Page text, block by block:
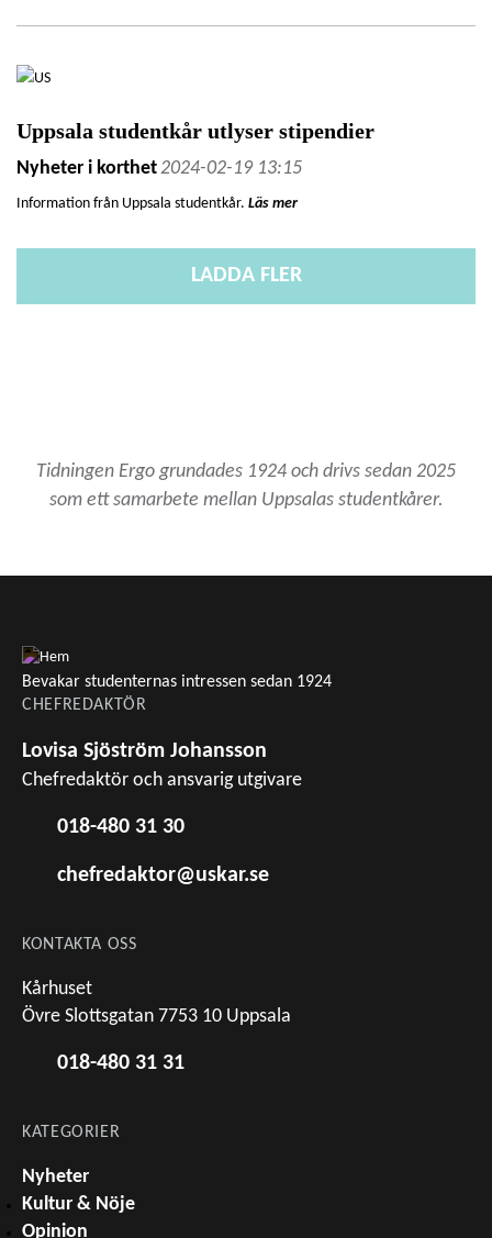
Uppsala studentkår utlyser stipendier
Nyheter i korthet2024-02-19 13:15
Information från Uppsala studentkår. Läs mer
LADDA FLER
Tidningen Ergo grundades 1924 och drivs sedan 2025
som ett samarbete mellan Uppsalas studentkårer.
Bevakar studenternas intressen sedan 1924
CHEFREDAKTÖR
Lovisa Sjöström Johansson
Chefredaktör och ansvarig utgivare
018-480 31 30
chefredaktor@uskar.se
KONTAKTA OSS
Kårhuset
Övre Slottsgatan 7753 10 Uppsala
018-480 31 31
KATEGORIER
Nyheter
Kultur & Nöje
Opinion